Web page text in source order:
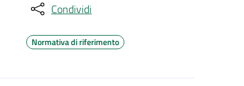
Condividi
Normativa di riferimento